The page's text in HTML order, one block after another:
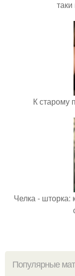
К старому
Челка - шторка:
Популярные